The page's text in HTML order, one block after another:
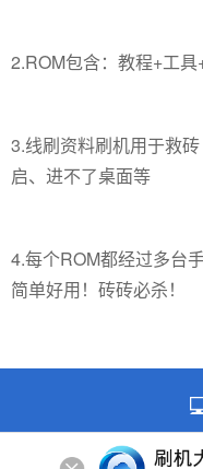
2.ROM包含：教程+工具
3.线刷资料刷机用于救
启、进不了桌面等
4.每个ROM都经过多台
简单好用！砖砖必杀！
©2026